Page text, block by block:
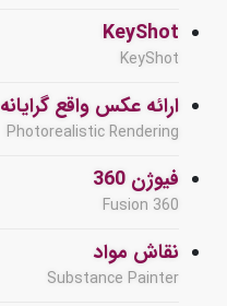
KeyShot
KeyShot
ارائه عکس واقع گرایانه
Photorealistic Rendering
فیوژن 360
Fusion 360
نقاش مواد
Substance Painter